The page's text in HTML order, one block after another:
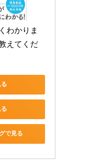
わかりま
えてくだ
で見る